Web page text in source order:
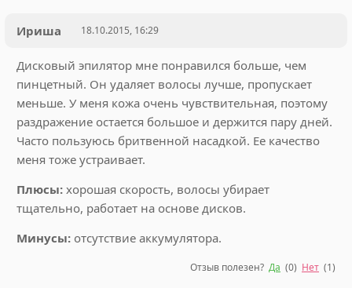
Ириша 18.10.2015, 16:29
Дисковый эпилятор мне понравился больше, чем
пинцетный. Он удаляет волосы лучше, пропускает
меньше. У меня кожа очень чувствительная, поэтому
раздражение остается большое и держится пару дней.
Часто пользуюсь бритвенной насадкой. Ее качество
меня тоже устраивает.
Плюсы: хорошая скорость, волосы убирает
тщательно, работает на основе дисков.
Минусы: отсутствие аккумулятора.
Отзыв полезен? Да (0) Нет (1)